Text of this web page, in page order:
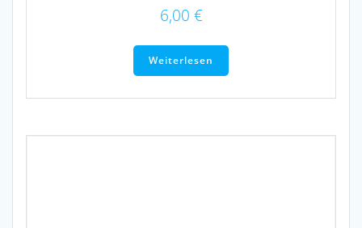
6,00 €
Weiterlesen